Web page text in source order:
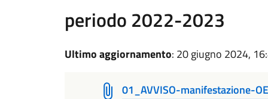
periodo 2022-2023
Ultimo aggiornamento: 20 giugno 2024,
01_AVVISO-manifestazione-